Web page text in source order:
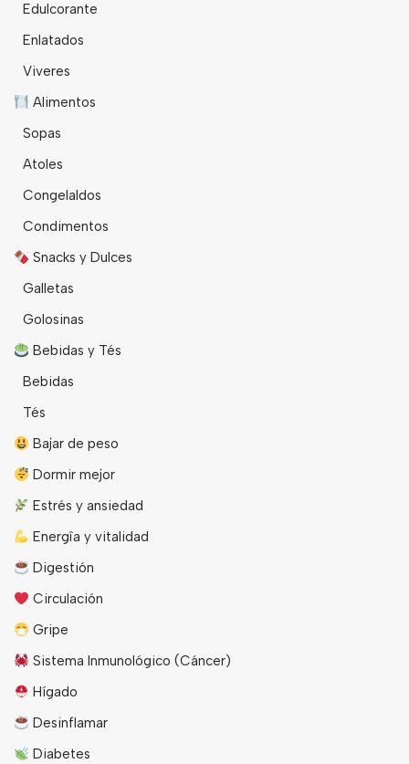
Edulcorante
Enlatados
Viveres
Alimentos
Sopas
Atoles
Congelaldos
Condimentos
Snacks y Dulces
Galletas
Golosinas
Bebidas y Tés
Bebidas
Tés
Bajar de peso
Dormir mejor
Estrés y ansiedad
Energîa y vitalidad
Digestión
Circulación
Gripe
Sistema Inmunológico (Cáncer)
Hígado
Desinflamar
Diabetes